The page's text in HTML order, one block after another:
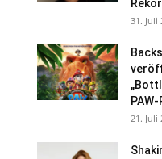
31. Juli
21. Juli